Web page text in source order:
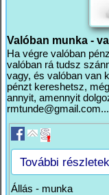
Valóban munka -
Ha végre valóban
valóban rá tudsz
vagy, és valóban van
pénzt kereshetsz,
annyit, amennyit
rmtunde@gmail.com...
További
Állás - munka